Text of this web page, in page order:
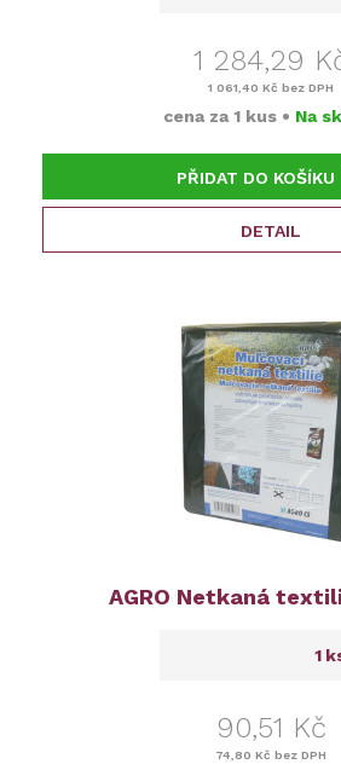
1 284,29
1 061,40 Kč bez DPH
cena za 1 kus • Na
PŘIDAT DO KOŠÍKU
DETAIL
AGRO Netkaná
90,51 Kč
74,80 Kč bez DPH